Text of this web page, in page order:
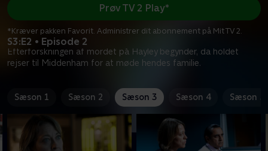
S3:E2 • Episode 2
Efterforskningen af mordet på Hayley begynder, da holdet
rejser til Middenham for at møde hendes familie.
Prøv TV 2 Play*
*Kræver pakken Favorit. Administrer dit abonnement på Mit TV 2.
Sæson 1 Sæson 2 Sæson 3 Sæson 4 Sæson 5